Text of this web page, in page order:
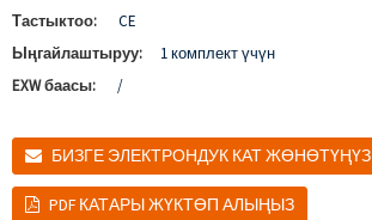
Тастыктоо:
CE
Ыңгайлаштыруу:
1 комплект үчүн
EXW баасы:
/
БИЗГЕ ЭЛЕКТРОНДУК КАТ ЖӨНӨТҮҢҮЗ
PDF КАТАРЫ ЖҮКТӨП АЛЫҢЫЗ